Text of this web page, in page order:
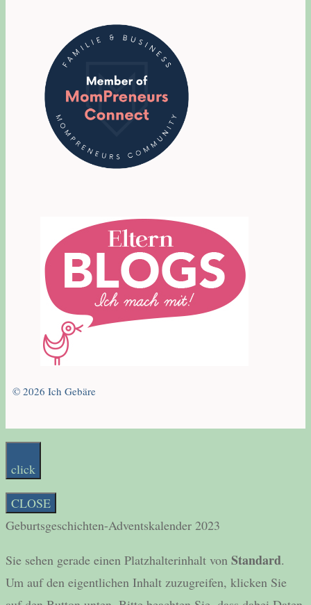
© 2026 Ich Gebäre
click
CLOSE
Geburtsgeschichten-Adventskalender 2023
Sie sehen gerade einen Platzhalterinhalt von Standard.
Um auf den eigentlichen Inhalt zuzugreifen, klicken Sie